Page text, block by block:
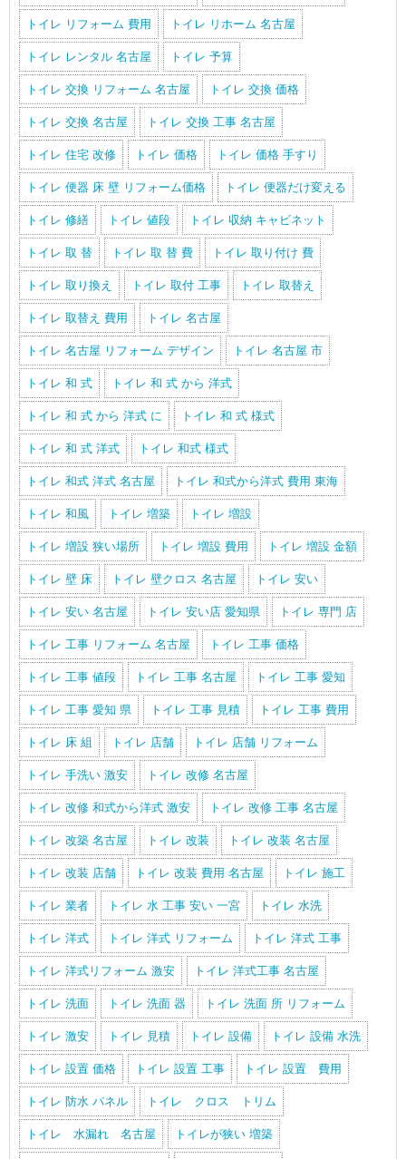
トイレ リフォーム 費用 トイレ リホーム 名古屋
トイレ レンタル 名古屋 トイレ 予算
トイレ 交換 リフォーム 名古屋 トイレ 交換 価格
トイレ 交換 名古屋 トイレ 交換 工事 名古屋
トイレ 住宅 改修 トイレ 価格 トイレ 価格 手すり
トイレ 便器 床 壁 リフォーム価格 トイレ 便器だけ変える
トイレ 修繕 トイレ 値段 トイレ 収納 キャビネット
トイレ 取 替 トイレ 取 替 費 トイレ 取り付け 費
トイレ 取り換え トイレ 取付 工事 トイレ 取替え
トイレ 取替え 費用 トイレ 名古屋
トイレ 名古屋 リフォーム デザイン トイレ 名古屋 市
トイレ 和 式 トイレ 和 式 から 洋式
トイレ 和 式 から 洋式 に トイレ 和 式 様式
トイレ 和 式 洋式 トイレ 和式 様式
トイレ 和式 洋式 名古屋 トイレ 和式から洋式 費用 東海
トイレ 和風 トイレ 増築 トイレ 増設
トイレ 増設 狭い場所 トイレ 増設 費用 トイレ 増設 金額
トイレ 壁 床 トイレ 壁クロス 名古屋 トイレ 安い
トイレ 安い 名古屋 トイレ 安い店 愛知県 トイレ 専門 店
トイレ 工事 リフォーム 名古屋 トイレ 工事 価格
トイレ 工事 値段 トイレ 工事 名古屋 トイレ 工事 愛知
トイレ 工事 愛知 県 トイレ 工事 見積 トイレ 工事 費用
トイレ 床 組 トイレ 店舗 トイレ 店舗 リフォーム
トイレ 手洗い 激安 トイレ 改修 名古屋
トイレ 改修 和式から洋式 激安 トイレ 改修 工事 名古屋
トイレ 改築 名古屋 トイレ 改装 トイレ 改装 名古屋
トイレ 改装 店舗 トイレ 改装 費用 名古屋 トイレ 施工
トイレ 業者 トイレ 水 工事 安い 一宮 トイレ 水洗
トイレ 洋式 トイレ 洋式 リフォーム トイレ 洋式 工事
トイレ 洋式リフォーム 激安 トイレ 洋式工事 名古屋
トイレ 洗面 トイレ 洗面 器 トイレ 洗面 所 リフォーム
トイレ 激安 トイレ 見積 トイレ 設備 トイレ 設備 水洗
トイレ 設置 価格 トイレ 設置 工事 トイレ 設置 費用
トイレ 防水 パネル トイレ クロス トリム
トイレ 水漏れ 名古屋 トイレが狭い 増築